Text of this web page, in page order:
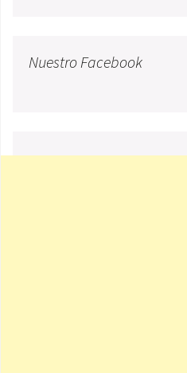
Nuestro Facebook